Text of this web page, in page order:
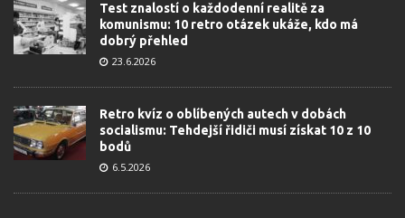
Test znalostí o každodenní realitě za
komunismu: 10 retro otázek ukáže, kdo má
dobrý přehled
23.6.2026
Retro kvíz o oblíbených autech v dobách
socialismu: Tehdejší řidiči musí získat 10 z 10
bodů
6.5.2026